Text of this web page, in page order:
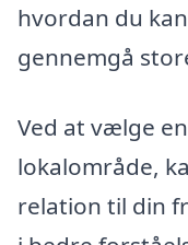
hvordan du
gennemgå
Ved at vælge
lokalområde,
relation til din